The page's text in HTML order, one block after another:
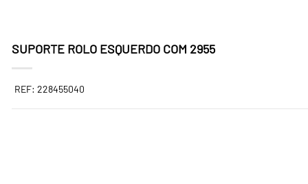
SUPORTE ROLO ESQUERDO COM 2955
REF: 228455040